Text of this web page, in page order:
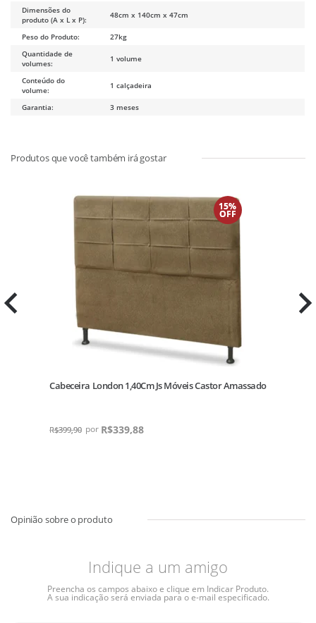
Dimensões do
produto (A x L x P):
48cm x 140cm x 47cm
Peso do Produto:
27kg
Quantidade de
volumes:
1 volume
Conteúdo do
volume:
1 calçadeira
Garantia: 3 meses
15%
OFF
Cabeceira London 1,40Cm Js Móveis Castor Amassado
R$399,90 R$339,88
Indique a um amigo
Preencha os campos abaixo e clique em Indicar Produto.
A sua indicação será enviada para o e-mail especificado.